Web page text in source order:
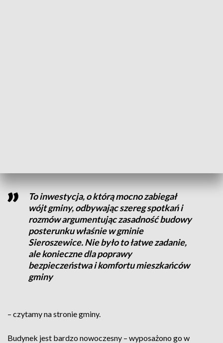
To inwestycja, o którą mocno zabiegał
wójt gminy, odbywając szereg spotkań i
rozmów argumentując zasadność budowy
posterunku właśnie w gminie
Sieroszewice. Nie było to łatwe zadanie,
ale konieczne dla poprawy
bezpieczeństwa i komfortu mieszkańców
gminy
– czytamy na stronie gminy.
Budynek jest bardzo nowoczesny – wyposażono go w